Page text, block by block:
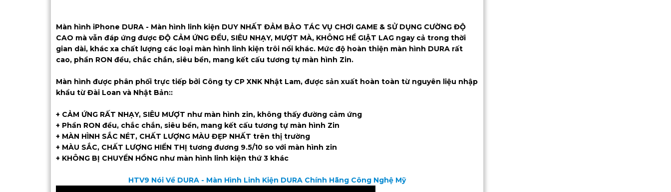
Màn hình iPhone DURA - Màn hình linh kiện DUY NHẤT ĐẢM BẢO TÁC VỤ CHƠI GAME & SỬ DỤNG CƯỜNG ĐỘ
CAO mà vẫn đáp ứng được ĐỘ CẢM ỨNG ĐỀU, SIÊU NHẠY, MƯỢT MÀ, KHÔNG HỀ GIẬT LAG ngay cả trong thời
gian dài, khác xa chất lượng các loại màn hình linh kiện trôi nổi khác. Mức độ hoàn thiện màn hình DURA rất
cao, phần RON đều, chắc chắn, siêu bền, mang kết cấu tương tự màn hình Zin.
Màn hình được phân phối trực tiếp bởi Công ty CP XNK Nhật Lam, được sản xuất hoàn toàn từ nguyên liệu nhập
khẩu từ Đài Loan và Nhật Bản::
+ CẢM ỨNG RẤT NHẠY, SIÊU MƯỢT như màn hình zin, không thấy đường cảm ứng
+ Phần RON đều, chắc chắn, siêu bền, mang kết cấu tương tự màn hình Zin
+ MÀN HÌNH SẮC NÉT, CHẤT LƯỢNG MÀU ĐẸP NHẤT trên thị trường
+ MÀU SẮC, CHẤT LƯỢNG HIỂN THỊ tương đương 9.5/10 so với màn hình zin
+ KHÔNG BỊ CHUYỂN HỒNG như màn hình linh kiện thứ 3 khác
HTV9 Nói Về DURA - Màn Hình Linh Kiện DURA Chính Hãng Công Nghệ Mỹ